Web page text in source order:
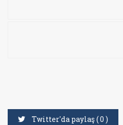
Twitter'da paylaş (0 )